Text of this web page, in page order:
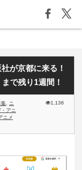
が京都に来る！
で残り1週間！
集
ニ
アニ
ニメ
1,136